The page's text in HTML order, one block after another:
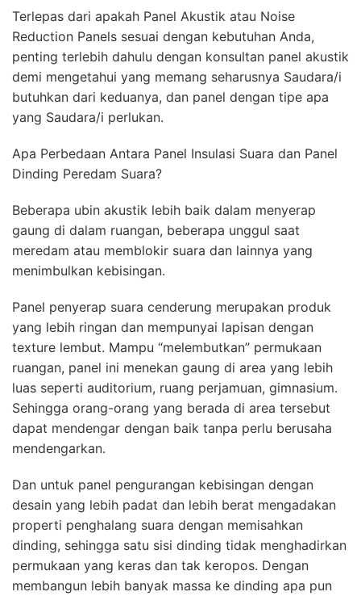
Terlepas dari apakah Panel Akustik atau Noise
Reduction Panels sesuai dengan kebutuhan Anda,
penting terlebih dahulu dengan konsultan panel akustik
demi mengetahui yang memang seharusnya Saudara/i
butuhkan dari keduanya, dan panel dengan tipe apa
yang Saudara/i perlukan.
Apa Perbedaan Antara Panel Insulasi Suara dan Panel
Dinding Peredam Suara?
Beberapa ubin akustik lebih baik dalam menyerap
gaung di dalam ruangan, beberapa unggul saat
meredam atau memblokir suara dan lainnya yang
menimbulkan kebisingan.
Panel penyerap suara cenderung merupakan produk
yang lebih ringan dan mempunyai lapisan dengan
texture lembut. Mampu “melembutkan” permukaan
ruangan, panel ini menekan gaung di area yang lebih
luas seperti auditorium, ruang perjamuan, gimnasium.
Sehingga orang-orang yang berada di area tersebut
dapat mendengar dengan baik tanpa perlu berusaha
mendengarkan.
Dan untuk panel pengurangan kebisingan dengan
desain yang lebih padat dan lebih berat mengadakan
properti penghalang suara dengan memisahkan
dinding, sehingga satu sisi dinding tidak menghadirkan
permukaan yang keras dan tak keropos. Dengan
membangun lebih banyak massa ke dinding apa pun